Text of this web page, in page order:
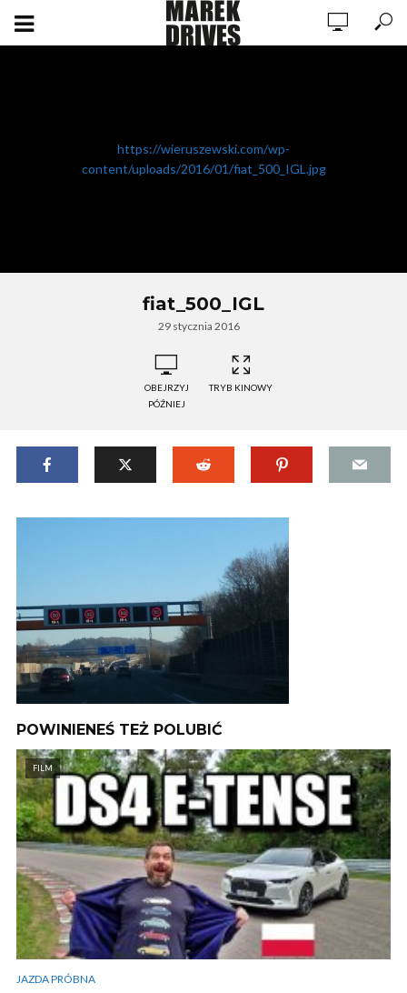
https://wieruszewski.com/wp-
content/uploads/2016/01/fiat_500_IGL.jpg
fiat_500_IGL
29 stycznia 2016
OBEJRZYJ
PÓŹNIEJ
TRYB KINOWY
POWINIENEŚ TEŻ POLUBIĆ
FILM
JAZDA PRÓBNA